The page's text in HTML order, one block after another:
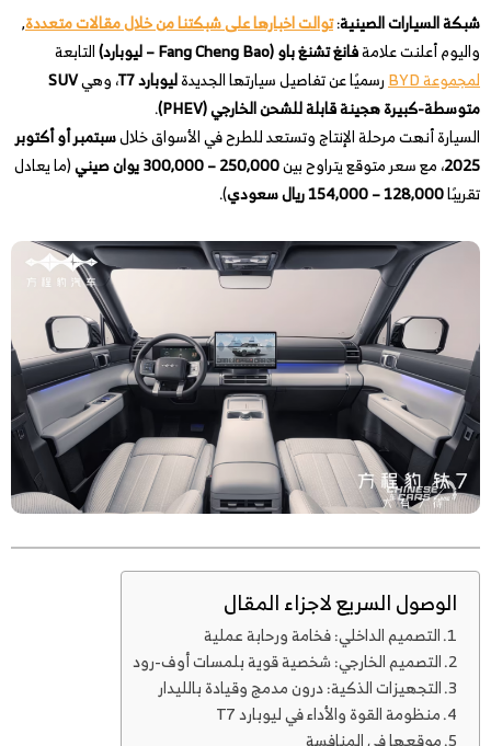
شبكة السيارات الصينية:توالت اخبارها على شبكتنا من خلال مقالات متعددة,
واليوم أعلنت علامةفانغ تشنغ باو (Fang Cheng Bao – ليوبارد)
التابعة
لمجموعة BYD
رسميًا عن تفاصيل سيارتها الجديدةليوبارد T7 ، وهيSUV
متوسطة-كبيرة هجينة قابلة للشحن الخارجي (PHEV)
.
السيارة أنهت مرحلة الإنتاج وتستعد للطرح في الأسواق خلالسبتمبر أو أكتوبر
2025، مع سعر متوقع يتراوح بين250,000 – 300,000 يوان صيني
(ما يعادل
تقريبًا128,000 – 154,000 ريال سعودي ).
الوصول السريع لاجزاء المقال
التصميم الداخلي: فخامة ورحابة عملية
التصميم الخارجي: شخصية قوية بلمسات أوف-رود
التجهيزات الذكية: درون مدمج وقيادة بالليدار
منظومة القوة والأداء في ليوبارد T7
موقعها في المنافسة